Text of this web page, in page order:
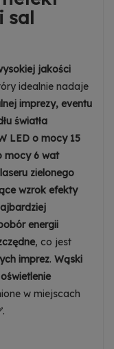
sal
jakości
idealnie nadaje
imprezy, eventu
światła
LED o mocy 15
mocy 6 wat
zielonego
wzrok efekty
energii
, co jest
imprez. Wąski
w miejscach
.